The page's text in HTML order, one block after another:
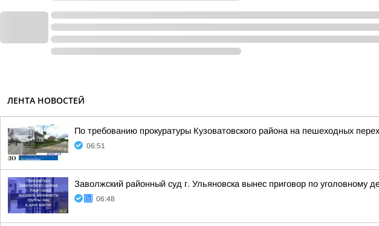
ЛЕНТА НОВОСТЕЙ
По требованию прокуратуры Кузоватовского района на пешеходных
06:51
Заволжский районный суд г. Ульяновска вынес приговор по уголовному
06:48